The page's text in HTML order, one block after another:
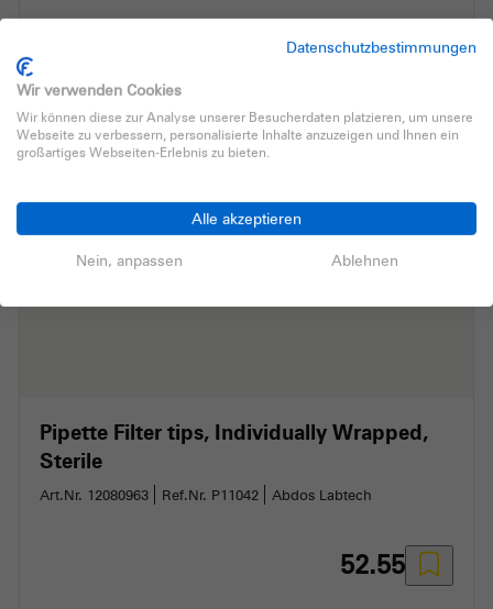
In den Warenkorb
Lieferzeit gemäss Auftragsbestätigung
Pipette Filter tips, Individually Wrapped,
Sterile
Art.Nr. 12080963 Ref.Nr. P11042 Abdos Labtech
52.55
Datenschutzbestimmungen
Wir verwenden Cookies
Wir können diese zur Analyse unserer Besucherdaten platzieren, um unsere
Webseite zu verbessern, personalisierte Inhalte anzuzeigen und Ihnen ein
großartiges Webseiten-Erlebnis zu bieten.
Alle akzeptieren
Nein, anpassen Ablehnen